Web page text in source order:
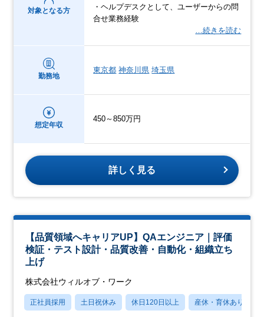
対象となる方
・ヘルプデスクとして、ユーザーからの問
合せ業務経験
…続きを読む
勤務地
東京都 神奈川県 埼玉県
想定年収
450～850万円
詳しく見る
【品質領域へキャリアUP】QAエンジニア｜評価
検証・テスト設計・品質改善・自動化・組織立ち
上げ
株式会社ウィルオブ・ワーク
正社員採用 土日祝休み 休日120日以上 産休・育休あり